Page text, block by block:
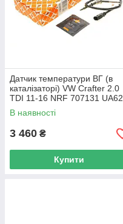
Датчик температури ВГ (в
каталізаторі) VW Crafter 2.0
TDI 11-16 NRF 707131 UA62
В наявності
3 460 ₴
Купити